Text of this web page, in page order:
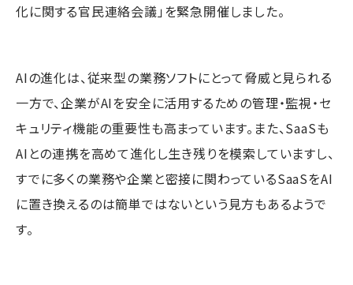
化に関する官民連絡会議」を緊急開催しました。
AIの進化は、従来型の業務ソフトにとって脅威と見られる
一方で、企業がAIを安全に活用するための管理・監視・セ
キュリティ機能の重要性も高まっています。また、SaaSも
AIとの連携を高めて進化し生き残りを模索していますし、
すでに多くの業務や企業と密接に関わっているSaaSをAI
に置き換えるのは簡単ではないという見方もあるようで
す。